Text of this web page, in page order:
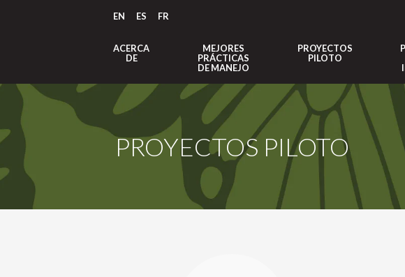
EN ES FR
ACERCA
DE
MEJORES
PRÁCTICAS
DE MANEJO
PROYECTOS
PILOTO
PROYECTOS PILOTO